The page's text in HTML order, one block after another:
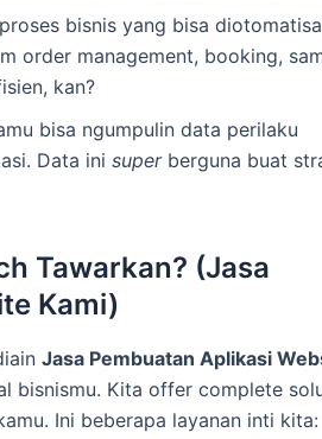
bisnis yang bisa
order management, booking,
kan?
bisa ngumpulin data perilaku
Data ini superberguna buat
Tawarkan? (Jasa
Kami)
Jasa Pembuatan Aplikasi
bisnismu. Kita offer complete
Ini beberapa layanan inti kita: